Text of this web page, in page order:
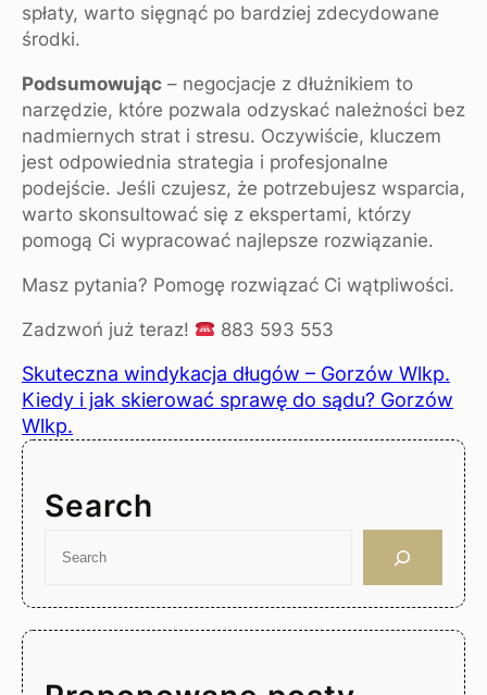
spłaty, warto sięgnąć po bardziej zdecydowane
środki.
Podsumowując – negocjacje z dłużnikiem to
narzędzie, które pozwala odzyskać należności bez
nadmiernych strat i stresu. Oczywiście, kluczem
jest odpowiednia strategia i profesjonalne
podejście. Jeśli czujesz, że potrzebujesz wsparcia,
warto skonsultować się z ekspertami, którzy
pomogą Ci wypracować najlepsze rozwiązanie.
Masz pytania? Pomogę rozwiązać Ci wątpliwości.
Zadzwoń już teraz! 883 593 553
Skuteczna windykacja długów – Gorzów Wlkp.
Kiedy i jak skierować sprawę do sądu? Gorzów
Wlkp.
Search